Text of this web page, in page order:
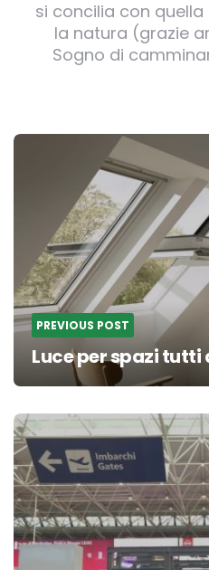
si concilia con
la natura (grazie
Sogno di
Post
navigation
PREVIOUS POST
Luce per spazi